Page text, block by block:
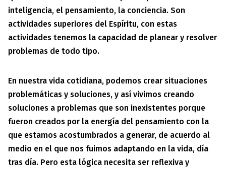
inteligencia, el pensamiento, la conciencia. Son
actividades superiores del Espíritu, con estas
actividades tenemos la capacidad de planear y resolver
problemas de todo tipo.
En nuestra vida cotidiana, podemos crear situaciones
problemáticas y soluciones, y así vivimos creando
soluciones a problemas que son inexistentes porque
fueron creados por la energía del pensamiento con la
que estamos acostumbrados a generar, de acuerdo al
medio en el que nos fuimos adaptando en la vida, día
tras día. Pero esta lógica necesita ser reflexiva y